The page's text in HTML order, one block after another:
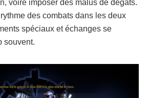
voire imposer des malus de dégâts.
des combats dans les deux
spéciaux et échanges se
souvent.